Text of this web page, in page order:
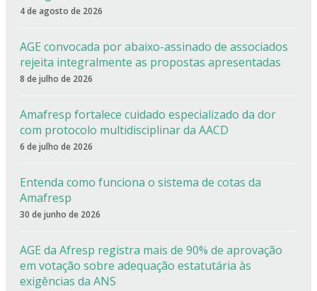
4 de agosto de 2026
AGE convocada por abaixo-assinado de associados
rejeita integralmente as propostas apresentadas
8 de julho de 2026
Amafresp fortalece cuidado especializado da dor
com protocolo multidisciplinar da AACD
6 de julho de 2026
Entenda como funciona o sistema de cotas da
Amafresp
30 de junho de 2026
AGE da Afresp registra mais de 90% de aprovação
em votação sobre adequação estatutária às
exigências da ANS